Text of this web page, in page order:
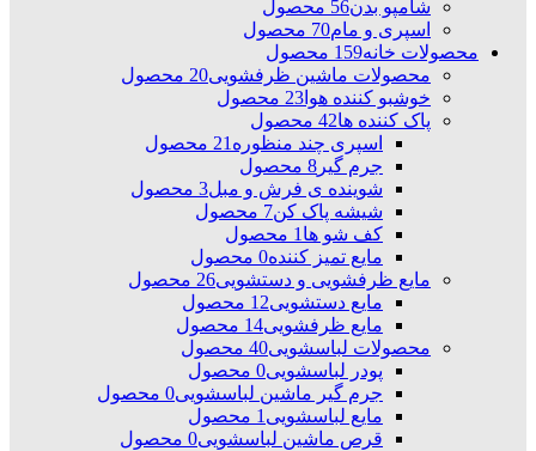
شامپو بدن56 محصول
اسپری و مام70 محصول
محصولات خانه159 محصول
محصولات ماشین ظرفشویی20 محصول
خوشبو کننده هوا 23 محصول
پاک کننده ها42 محصول
اسپری چند منظوره21 محصول
جرم گیر 8 محصول
شوینده ی فرش و مبل3 محصول
شیشه پاک کن7 محصول
کف شو ها1 محصول
مایع تمیز کننده0 محصول
مایع ظرفشویی و دستشویی26 محصول
مایع دستشویی12 محصول
مایع ظرفشویی14 محصول
محصولات لباسشویی40 محصول
پودر لباسشویی0 محصول
جرم گیر ماشین لباسشویی0 محصول
مایع لباسشویی1 محصول
قرص ماشین لباسشویی0 محصول